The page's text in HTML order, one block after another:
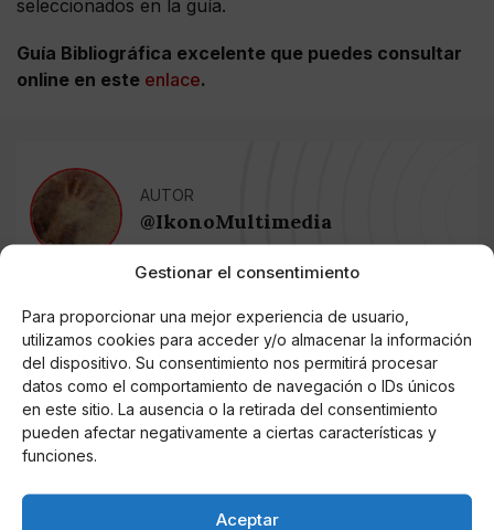
Gestionar el consentimiento
Para proporcionar una mejor experiencia de usuario,
utilizamos cookies para acceder y/o almacenar la información
del dispositivo. Su consentimiento nos permitirá procesar
datos como el comportamiento de navegación o IDs únicos
en este sitio. La ausencia o la retirada del consentimiento
pueden afectar negativamente a ciertas características y
funciones.
Aceptar
seleccionados en la guía.
Guía Bibliográfica excelente que puedes consultar
online en este enlace.
AUTOR
@IkonoMultimedia
Noticias relacionadas
Online Casino
Mejores Cripto Casinos Online en
Colombia 2025: Bitcoin Casinos
Criptomonedas en Argentina 2025